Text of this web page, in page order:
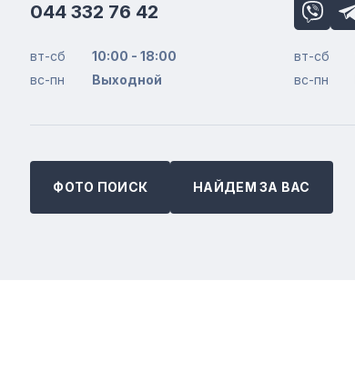
044 332 76 42
вт-сб
10:00 - 18:00
вс-пн
Выходной
вт-сб
вс-пн
ФОТО ПОИСК НАЙДЕМ ЗА ВАС